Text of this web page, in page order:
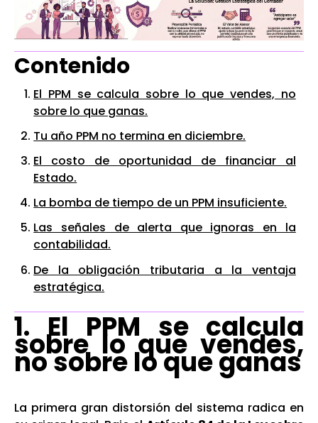
Contenido
El PPM se calcula sobre lo que vendes, no
sobre lo que ganas.
Tu año PPM no termina en diciembre.
El costo de oportunidad de financiar al
Estado.
La bomba de tiempo de un PPM insuficiente.
Las señales de alerta que ignoras en la
contabilidad.
De la obligación tributaria a la ventaja
estratégica.
1. El PPM se calcula
sobre lo que vendes,
no sobre lo que ganas
La primera gran distorsión del sistema radica en